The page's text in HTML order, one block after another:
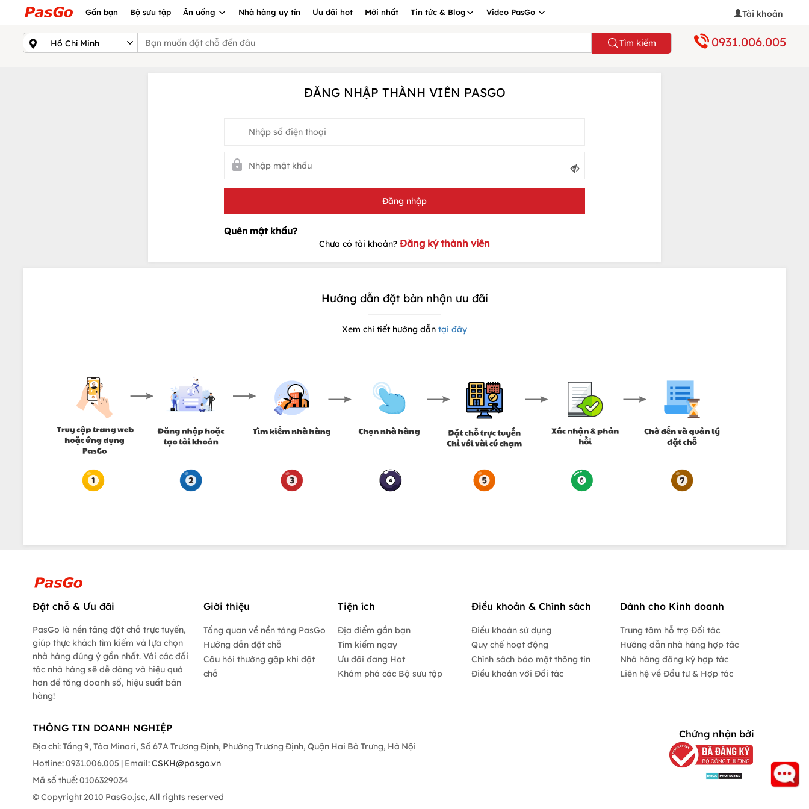
Gần bạn Bộ sưu tập Ăn uống Nhà hàng uy tín Ưu đãi hot Mới nhất Tin tức & Blog Video PasGo Tài khoản
Tìm kiếm 0931.006.005
ĐĂNG NHẬP THÀNH VIÊN PASGO
Chưa có tài khoản? Đăng ký thành viên
Hướng dẫn đặt bàn nhận ưu đãi
Xem chi tiết hướng dẫn tại đây
Đặt chỗ & Ưu đãi
PasGo là nền tảng đặt chỗ trực tuyến,
giúp thực khách tìm kiếm và lựa chọn
nhà hàng đúng ý gần nhất. Với các đối
tác nhà hàng sẽ dễ dàng và hiệu quả
hơn để tăng doanh số, hiệu suất bán
hàng!
Giới thiệu
Tổng quan về nền tảng PasGo
Hướng dẫn đặt chỗ
Câu hỏi thường gặp khi đặt
chỗ
Tiện ích
Địa điểm gần bạn
Tìm kiếm ngay
Ưu đãi đang Hot
Khám phá các Bộ sưu tập
Điều khoản & Chính sách
Điều khoản sử dụng
Quy chế hoạt động
Chính sách bảo mật thông tin
Điều khoản với Đối tác
Dành cho Kinh doanh
Trung tâm hỗ trợ Đối tác
Hướng dẫn nhà hàng hợp tác
Nhà hàng đăng ký hợp tác
Liên hệ về Đầu tư & Hợp tác
THÔNG TIN DOANH NGHIỆP
Địa chỉ: Tầng 9, Tòa Minori, Số 67A Trương Định, Phường Trương Định, Quận Hai Bà Trưng, Hà Nội
Hotline: 0931.006.005 | Email:CSKH@pasgo.vn
Mã số thuế: 0106329034
© Copyright 2010 PasGo.jsc, All rights reserved
Chứng nhận bởi